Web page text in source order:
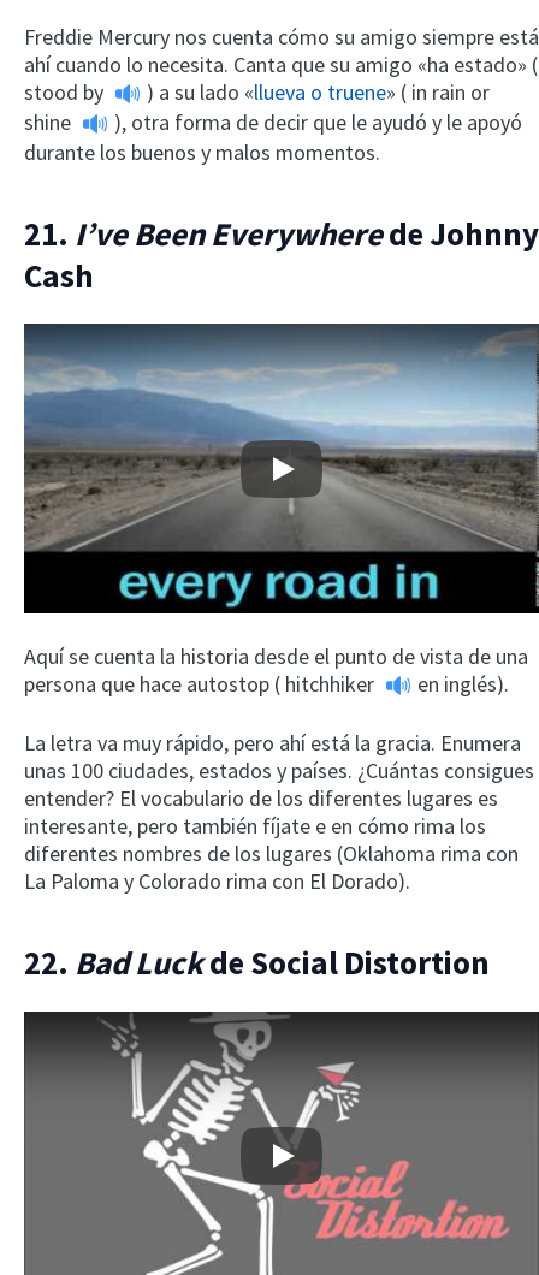
Freddie Mercury nos cuenta cómo su amigo siempre está
ahí cuando lo necesita. Canta que su amigo «ha estado» (
stood by
) a su lado «llueva o truene» ( in rain or
shine
), otra forma de decir que le ayudó y le apoyó
durante los buenos y malos momentos.
21. I’ve Been Everywherede Johnny
Cash
Play
Aquí se cuenta la historia desde el punto de vista de una
persona que hace autostop ( hitchhiker en inglés).
La letra va muy rápido, pero ahí está la gracia. Enumera
unas 100 ciudades, estados y países. ¿Cuántas consigues
entender? El vocabulario de los diferentes lugares es
interesante, pero también fíjate e en cómo rima los
diferentes nombres de los lugares (Oklahoma rima con
La Paloma y Colorado rima con El Dorado).
22. Bad Luckde Social Distortion
Play